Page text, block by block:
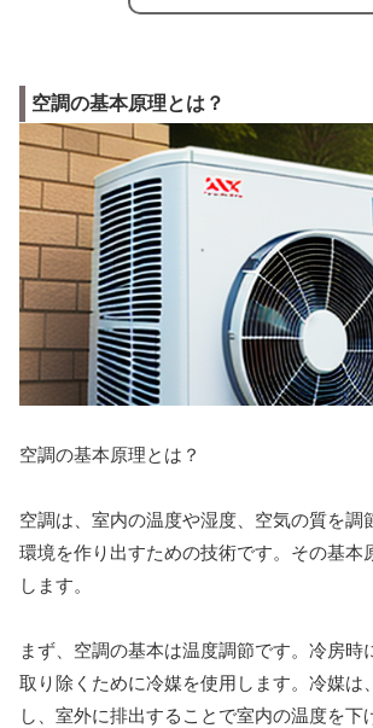
空調の基本原理とは？
空調の基本原理とは？
空調は、室内の温度や湿度、空気の質を調
環境を作り出すための技術です。その基本
します。
まず、空調の基本は温度調節です。冷房時
取り除くために冷媒を使用します。冷媒は
し、室外に排出することで室内の温度を下